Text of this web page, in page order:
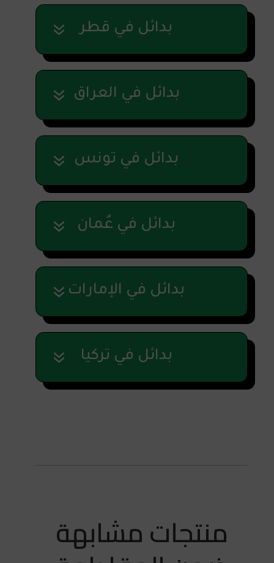
بدائل في قطر
بدائل في العراق
بدائل في تونس
بدائل في عُمان
بدائل في الإمارات
بدائل في تركيا
منتجات مشابهة